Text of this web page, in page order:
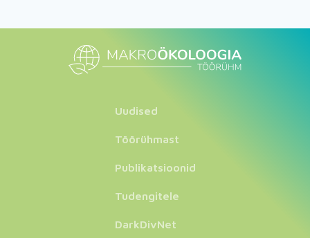
Uudised
Töörühmast
Publikatsioonid
Tudengitele
DarkDivNet